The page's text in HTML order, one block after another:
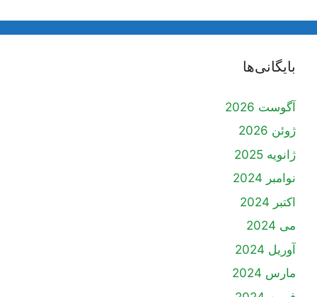
بایگانی‌ها
آگوست 2026
ژوئن 2026
ژانویه 2025
نوامبر 2024
اکتبر 2024
می 2024
آوریل 2024
مارس 2024